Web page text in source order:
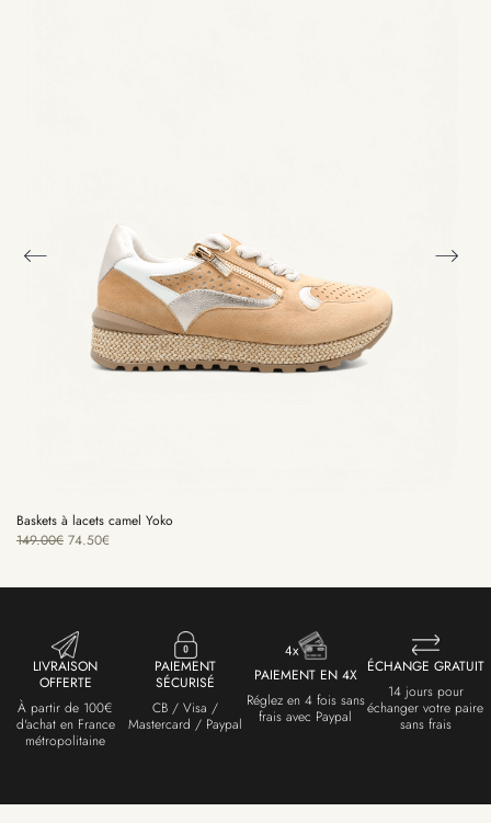
Baskets à lacets camel Yoko
149.00€ 74.50€
LIVRAISON
OFFERTE
À partir de 100€
d'achat en France
métropolitaine
PAIEMENT
SÉCURISÉ
CB / Visa /
Mastercard / Paypal
PAIEMENT EN 4X
Réglez en 4 fois sans
frais avec Paypal
ÉCHANGE GRATUIT
14 jours pour
échanger votre paire
sans frais